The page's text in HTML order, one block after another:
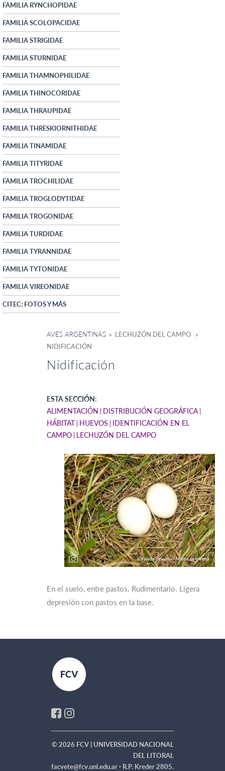
FAMILIA RYNCHOPIDAE
FAMILIA SCOLOPACIDAE
FAMILIA STRIGIDAE
FAMILIA STURNIDAE
FAMILIA THAMNOPHILIDAE
FAMILIA THINOCORIDAE
FAMILIA THRAUPIDAE
FAMILIA THRESKIORNITHIDAE
FAMILIA TINAMIDAE
FAMILIA TITYRIDAE
FAMILIA TROCHILIDAE
FAMILIA TROGLODYTIDAE
FAMILIA TROGONIDAE
FAMILIA TURDIDAE
FAMILIA TYRANNIDAE
FAMILIA TYTONIDAE
FAMILIA VIREONIDAE
CITEC: FOTOS Y MÁS
AVES ARGENTINAS » LECHUZÓN DEL CAMPO »
NIDIFICACIÓN
Nidificación
ESTA SECCIÓN:
ALIMENTACIÓN
DISTRIBUCIÓN GEOGRÁFICA
HÁBITAT HUEVOS
IDENTIFICACIÓN EN EL
CAMPO LECHUZÓN DEL CAMPO
En el suelo, entre pastos. Rudimentario. Ligera
depresión con pastos en la base.
© 2026 FCV | UNIVERSIDAD NACIONAL
DEL LITORAL
facvete@fcv.unl.edu.ar · R.P. Kreder 2805.